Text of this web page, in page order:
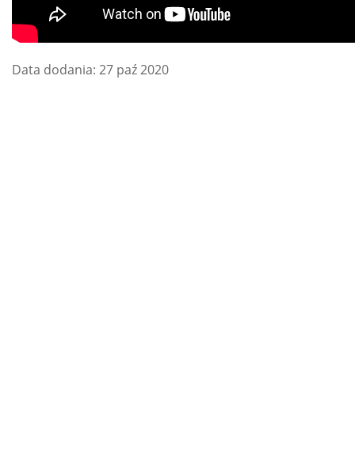
Data dodania: 27 paź 2020